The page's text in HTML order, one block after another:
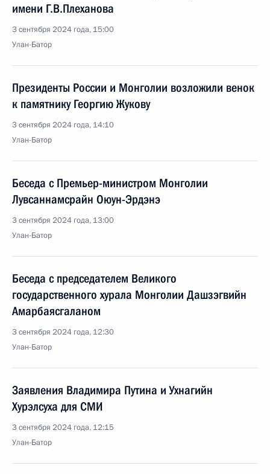
имени Г.В.Плеханова
3 сентября 2024 года, 15:00
Улан-Батор
Президенты России и Монголии возложили венок
к памятнику Георгию Жукову
3 сентября 2024 года, 14:10
Улан-Батор
Беседа с Премьер-министром Монголии
Лувсаннамсрайн Оюун-Эрдэнэ
3 сентября 2024 года, 13:00
Улан-Батор
Беседа с председателем Великого
государственного хурала Монголии Дашзэгвийн
Амарбаясгаланом
3 сентября 2024 года, 12:30
Улан-Батор
Заявления Владимира Путина и Ухнагийн
Хурэлсуха для СМИ
3 сентября 2024 года, 12:15
Улан-Батор